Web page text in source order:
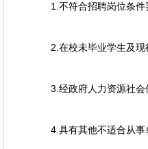
1.不符合招聘岗位条件
2.在校未毕业学生及现
3.经政府人力资源社会
4.具有其他不适合从事单